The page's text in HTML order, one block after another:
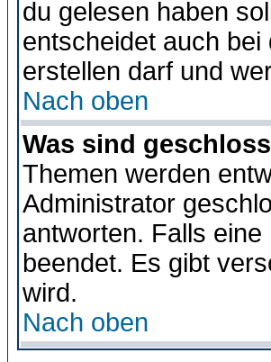
du gelesen haben
entscheidet auch
erstellen darf und
Nach oben
Was sind
Themen werden
Administrator
antworten. Falls
beendet. Es gibt
wird.
Nach oben